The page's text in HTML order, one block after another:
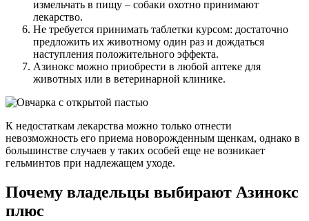
измельчать в пищу – собаки охотно принимают
лекарство.
Не требуется принимать таблетки курсом: достаточно
предложить их животному один раз и дождаться
наступления положительного эффекта.
Азинокс можно приобрести в любой аптеке для
животных или в ветеринарной клинике.
К недостаткам лекарства можно только отнести
невозможность его приема новорожденным щенкам, однако в
большинстве случаев у таких особей еще не возникает
гельминтов при надлежащем уходе.
Почему владельцы выбирают Азинокс
плюс